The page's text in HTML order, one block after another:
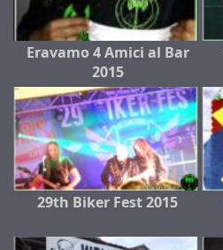
Eravamo 4 Amici al Bar
2015
29th Biker Fest 2015